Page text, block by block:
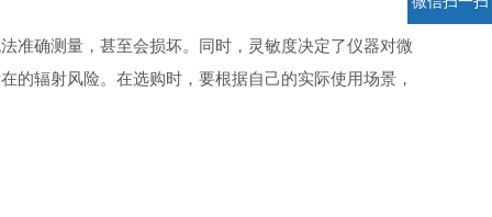
确测量，甚至会损坏。同时，灵敏度决定了仪器对微
的辐射风险。在选购时，要根据自己的实际使用场景，